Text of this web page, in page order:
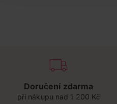
Doručení zdarma
při nákupu nad 1 200 Kč